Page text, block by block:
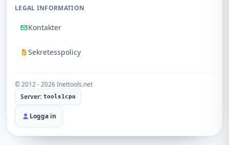
LEGAL INFORMATION
Kontakter
Sekretesspolicy
© 2012 - 2026 Inettools.net
Server: tools1cpu
Logga in